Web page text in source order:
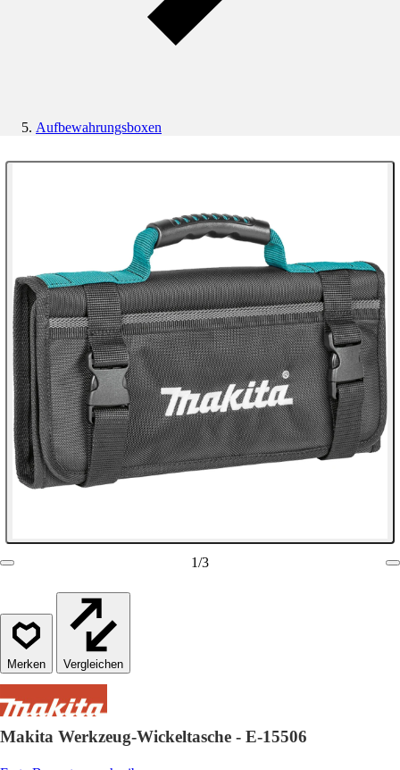
Aufbewahrungsboxen
1/3
Vergleichen
Makita Werkzeug-Wickeltasche - E-15506